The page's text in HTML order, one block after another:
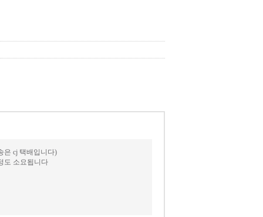
은 cj 택배입니다)
도 소요됩니다